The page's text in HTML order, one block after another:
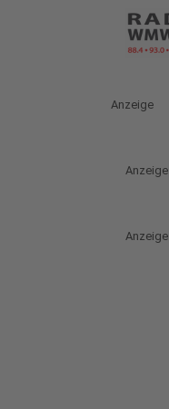
Anzeige
Anzeige
Anzeige